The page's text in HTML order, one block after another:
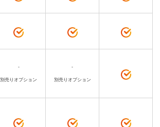
-
別売りオプション
-
別売りオプション